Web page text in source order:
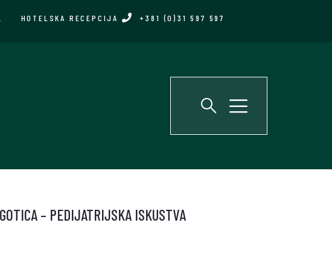
HOTELSKA RECEPCIJA +381 (0)31 597 597
– PEDIJATRIJSKA ISKUSTVA